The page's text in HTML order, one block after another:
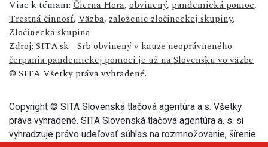
Viac k témam: Čierna Hora, obvinený, pandemická pomoc,
Trestná činnosť, Väzba, založenie zločineckej skupiny,
Zločinecká skupina
Zdroj: SITA.sk - Srb obvinený v kauze neoprávneného
čerpania pandemickej pomoci je už na Slovensku vo väzbe
© SITA Všetky práva vyhradené.
Copyright © SITA Slovenská tlačová agentúra a.s. Všetky
práva vyhradené. SITA Slovenská tlačová agentúra a. s. si
vyhradzuje právo udeľovať súhlas na rozmnožovanie, šírenie